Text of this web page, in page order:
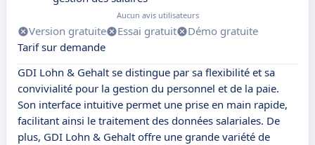
Aucun avis utilisateurs
Version gratuite Essai gratuit
Démo gratuite
Tarif sur demande
GDI Lohn & Gehalt se distingue par sa flexibilité et sa
convivialité pour la gestion du personnel et de la paie.
Son interface intuitive permet une prise en main rapide,
facilitant ainsi le traitement des données salariales. De
plus, GDI Lohn & Gehalt offre une grande variété de